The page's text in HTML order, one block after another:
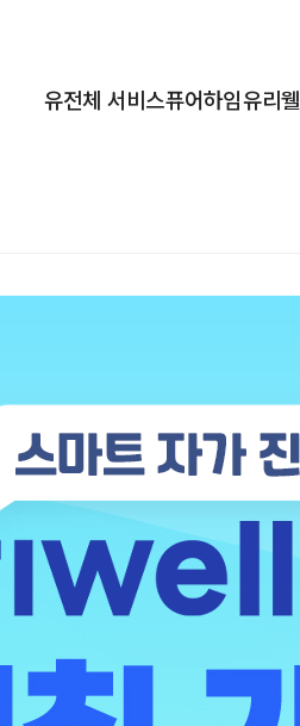
유전체 서비스퓨어하임유리웰